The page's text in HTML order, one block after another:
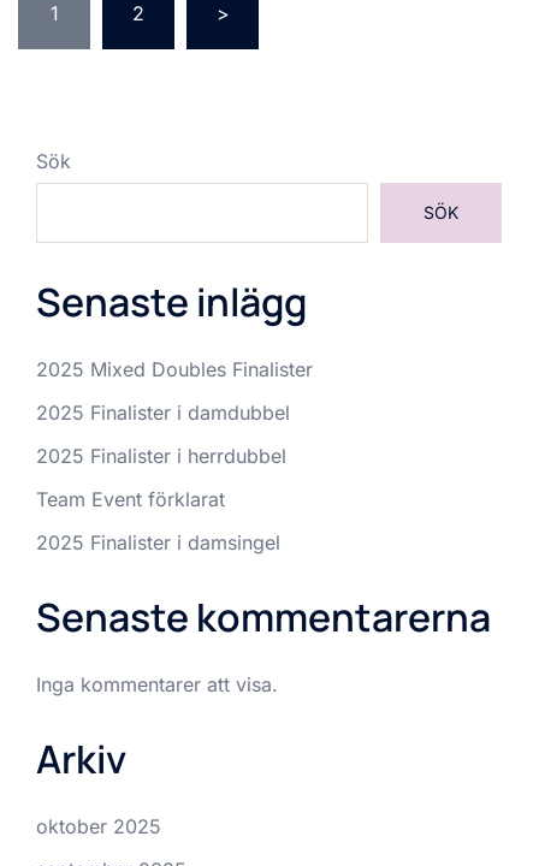
för
inlägg
1 2 >
Sök
SÖK
Senaste inlägg
2025 Mixed Doubles Finalister
2025 Finalister i damdubbel
2025 Finalister i herrdubbel
Team Event förklarat
2025 Finalister i damsingel
Senaste kommentarerna
Inga kommentarer att visa.
Arkiv
oktober 2025